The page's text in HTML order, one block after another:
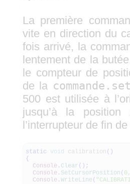
La première
vite en direction du
fois arrivé, la
lentement de la
le compteur de
de la
500 est utilisée à
jusqu’à la
l’interrupteur de fin
static void calibration ( )
{
Console . Clear ( ) ;
Console . SetCursorPosition ( 0
Console . WriteLine (